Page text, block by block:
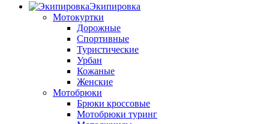
Экипировка
Мотокуртки
Дорожные
Спортивные
Туристические
Урбан
Кожаные
Женские
Мотобрюки
Брюки кроссовые
Мотобрюки туринг